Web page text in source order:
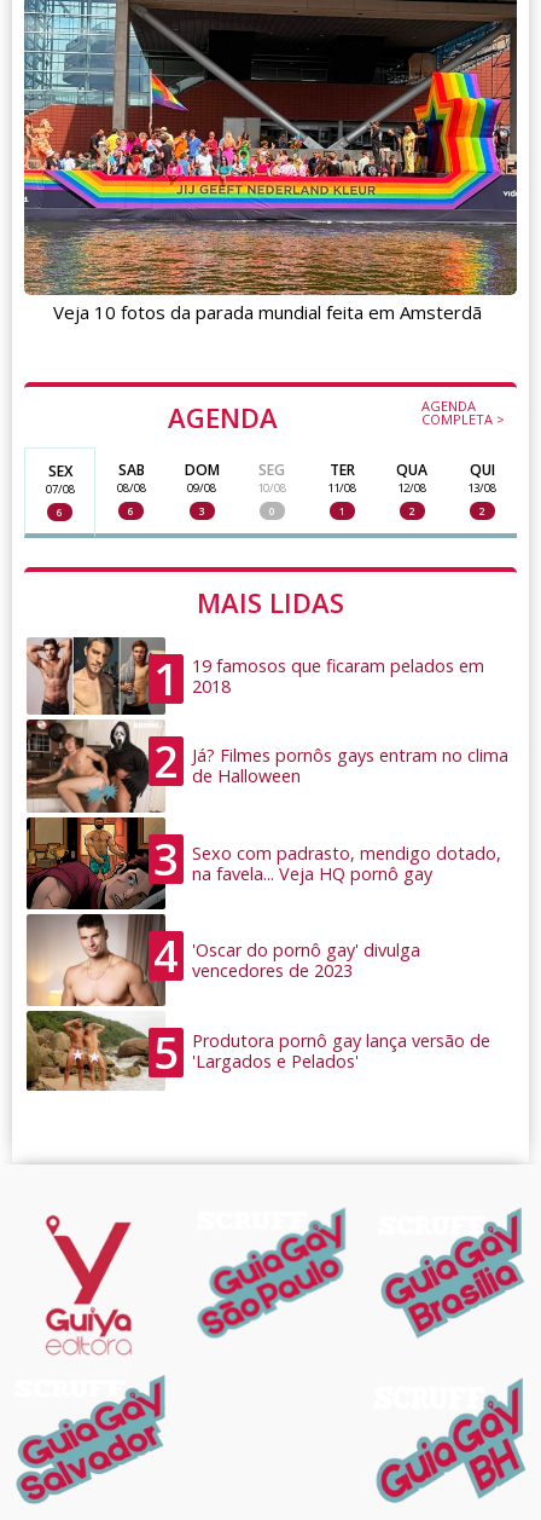
AGENDA AGENDA
COMPLETA >
SEX
07/08
6
SAB
08/08
6
DOM
09/08
3
SEG
10/08
0
TER
11/08
1
QUA
12/08
2
QUI
13/08
2
MAIS LIDAS
1
19 famosos que ficaram pelados em
2018
2
Já? Filmes pornôs gays entram no clima
de Halloween
3
Sexo com padrasto, mendigo dotado,
na favela... Veja HQ pornô gay
4
'Oscar do pornô gay' divulga
vencedores de 2023
5
Produtora pornô gay lança versão de
'Largados e Pelados'
Veja 10 fotos da parada mundial feita em Amsterdã